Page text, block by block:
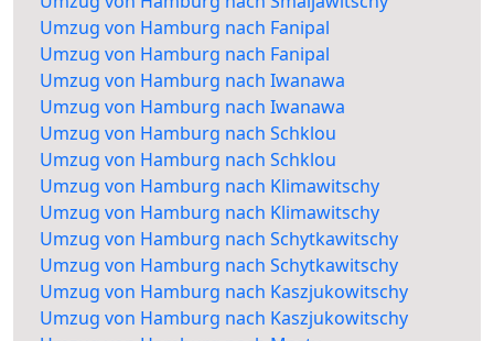
Umzug von Hamburg nach Fanipal
Umzug von Hamburg nach Fanipal
Umzug von Hamburg nach Iwanawa
Umzug von Hamburg nach Iwanawa
Umzug von Hamburg nach Schklou
Umzug von Hamburg nach Schklou
Umzug von Hamburg nach Klimawitschy
Umzug von Hamburg nach Klimawitschy
Umzug von Hamburg nach Schytkawitschy
Umzug von Hamburg nach Schytkawitschy
Umzug von Hamburg nach Kaszjukowitschy
Umzug von Hamburg nach Kaszjukowitschy